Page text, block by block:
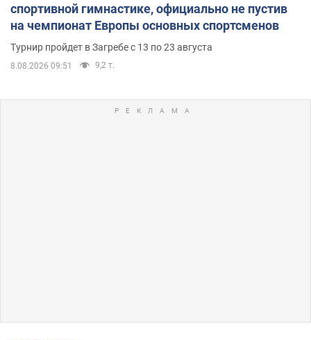
спортивной гимнастике, официально не пустив
на чемпионат Европы основных спортсменов
Турнир пройдет в Загребе с 13 по 23 августа
8.08.2026 09:51 9,2 т.